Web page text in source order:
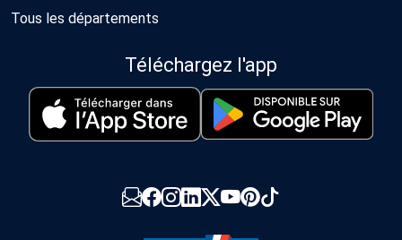
Tous les départements
Téléchargez l'app